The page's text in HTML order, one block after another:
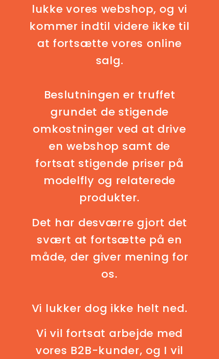
lukke vores webshop, og vi
kommer indtil videre ikke til
at fortsætte vores online
salg.
Beslutningen er truffet
grundet de stigende
omkostninger ved at drive
en webshop samt de
fortsat stigende priser på
modelfly og relaterede
produkter.
Det har desværre gjort det
svært at fortsætte på en
måde, der giver mening for
os.
Vi lukker dog ikke helt ned.
Vi vil fortsat arbejde med
vores B2B-kunder, og I vil